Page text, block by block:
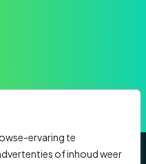
ervaring te
of inhoud weer